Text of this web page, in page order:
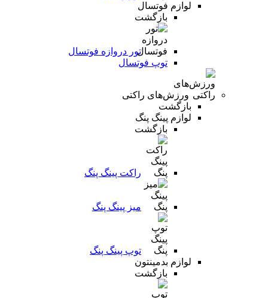
لوازم فوتسال
بازگشت
تور دروازه فوتسال
توپ فوتسال
ورزش‌های راکتی
بازگشت
لوازم پینگ پنگ
بازگشت
راکت پینگ پنگ
میز پینگ پنگ
توپ پینگ پنگ
لوازم بدمینتون
بازگشت